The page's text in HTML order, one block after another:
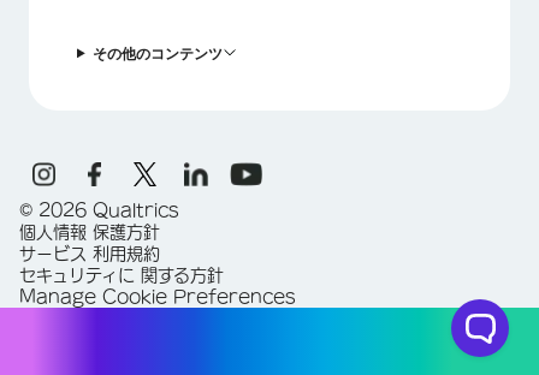
その他のコンテンツ
© 2026 Qualtrics
個人情報 保護方針
サービス 利用規約
セキュリティに 関する方針
Manage Cookie Preferences